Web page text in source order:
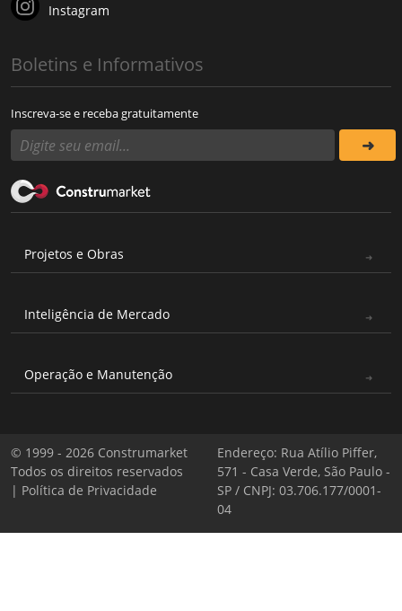
Instagram
Boletins e Informativos
Inscreva-se e receba gratuitamente
Projetos e Obras
Inteligência de Mercado
Operação e Manutenção
© 1999 - 2026 Construmarket
Todos os direitos reservados
| Política de Privacidade
Endereço: Rua Atílio Piffer,
571 - Casa Verde, São Paulo -
SP / CNPJ: 03.706.177/0001-
04